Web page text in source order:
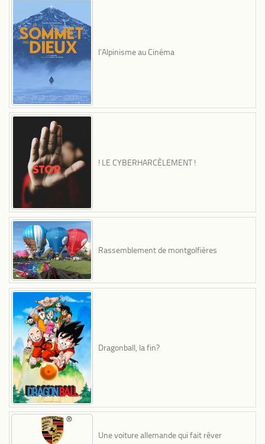
l’Alpinisme au Cinéma
! LE CYBERHARCÈLEMENT !
Rassemblement de montgolfières
Dragonball, la fin?
Une voiture allemande qui fait rêver